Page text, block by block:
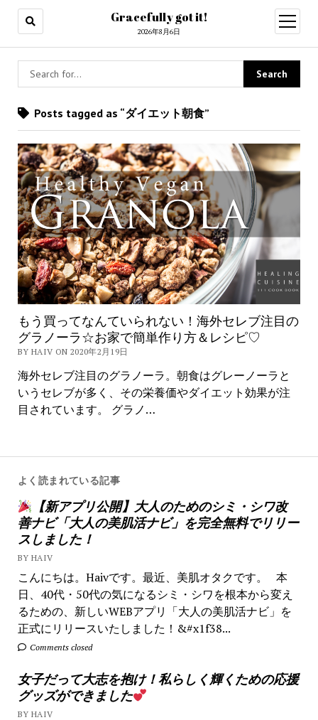
Gracefully got it!
2026年8月6日
open
menu
よく読まれている記事
【新アプリ公開】大人のためのシミ・シワ改
善ナビ「大人の美肌活ナビ」を完全無料でリリー
スしました！
BY HAIV
こんにちは。Haivです。最近、美肌オタクです。 本
日、40代・50代の気になるシミ・シワを根本から変え
るための、新しいWEBアプリ「大人の美肌活ナビ」を
正式にリリースいたしました！&#x1f38...
Comments closed
女子だって大志を抱け！私らしく輝くための応援
グッズができました
BY HAIV
Posts tagged as “ダイエット朝食”
もう買ってなんていられない！海外セレブ注目の
グラノーラ☆お家で簡単作り方＆レシピ♡
BY HAIV ON 2020年2月19日
海外セレブ注目のグラノーラ。朝食はグレーノーラと
いうセレブが多く、その栄養価やダイエット効果が注
目されています。 グラノ…